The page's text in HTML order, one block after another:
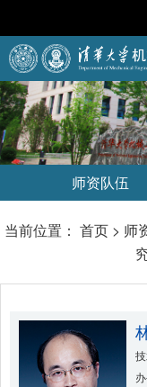
师资队伍
当前位置： 首页> 师